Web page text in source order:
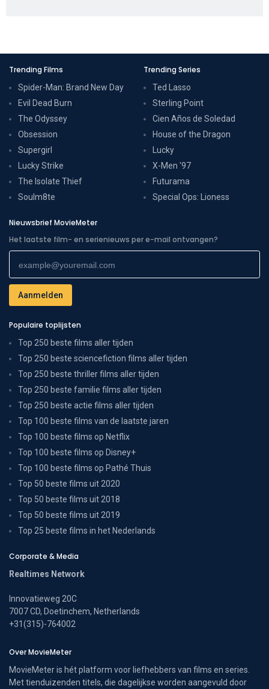
Trending Films
Spider-Man: Brand New Day
Evil Dead Burn
The Odyssey
Obsession
Supergirl
Lucky Strike
The Isolate Thief
Soulm8te
Trending Series
Ted Lasso
Sterling Point
Cien Años de Soledad
House of the Dragon
Lucky
X-Men '97
Futurama
Special Ops: Lioness
Nieuwsbrief MovieMeter
Het laatste film- en serienieuws per e-mail ontvangen?
Populaire toplijsten
Top 250 beste films aller tijden
Top 250 beste sciencefiction films aller tijden
Top 250 beste thriller films aller tijden
Top 250 beste familie films aller tijden
Top 250 beste actie films aller tijden
Top 100 beste films van de laatste jaren
Top 100 beste films op Netflix
Top 100 beste films op Disney+
Top 100 beste films op Pathé Thuis
Top 50 beste films uit 2020
Top 50 beste films uit 2018
Top 50 beste films uit 2019
Top 25 beste films in het Nederlands
Corporate & Media
Realtimes Network
Innovatieweg 20C
7007 CD, Doetinchem, Netherlands
+31(315)-764002
Over MovieMeter
MovieMeter is hét platform voor liefhebbers van films en series.
Met tienduizenden titels, die dagelijkse worden aangevuld door